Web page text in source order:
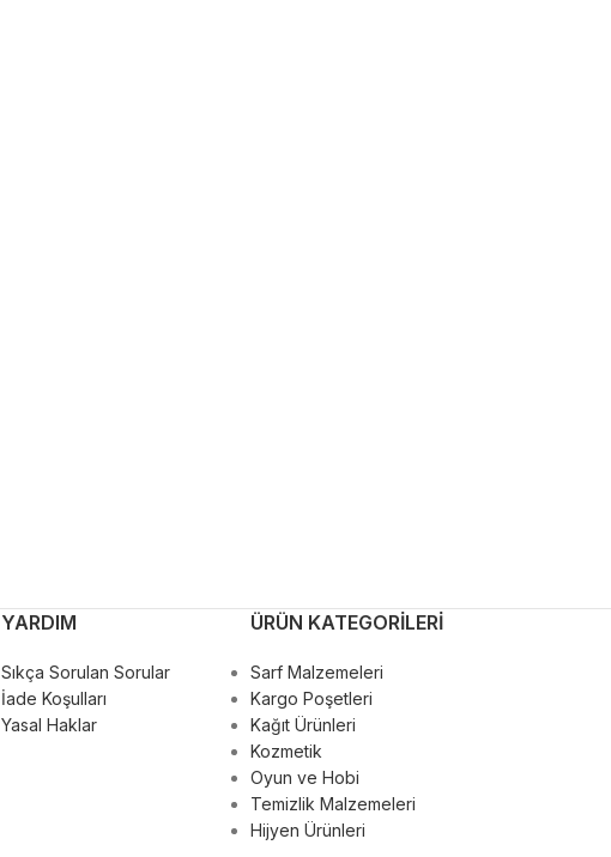
YARDIM
Sıkça Sorulan Sorular
İade Koşulları
Yasal Haklar
ÜRÜN KATEGORILERI
Sarf Malzemeleri
Kargo Poşetleri
Kağıt Ürünleri
Kozmetik
Oyun ve Hobi
Temizlik Malzemeleri
Hijyen Ürünleri